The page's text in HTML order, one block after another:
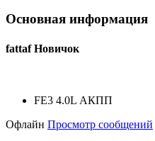
Основная информация
fattafНовичок
FE3 4.0L АКПП
Офлайн Просмотр сообщений